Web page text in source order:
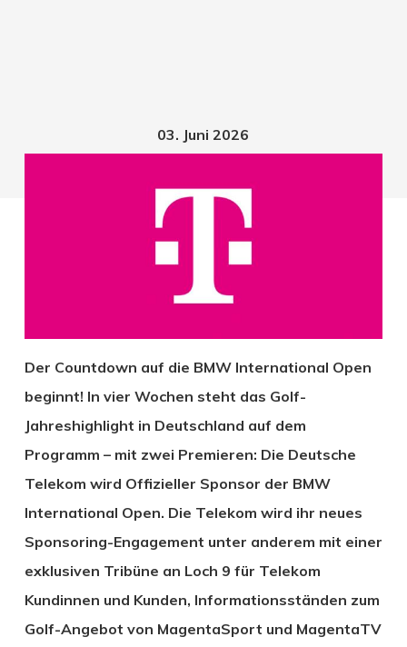
03. Juni 2026
Der Countdown auf die BMW International Open
beginnt! In vier Wochen steht das Golf-
Jahreshighlight in Deutschland auf dem
Programm – mit zwei Premieren: Die Deutsche
Telekom wird Offizieller Sponsor der BMW
International Open. Die Telekom wird ihr neues
Sponsoring-Engagement unter anderem mit einer
exklusiven Tribüne an Loch 9 für Telekom
Kundinnen und Kunden, Informationsständen zum
Golf-Angebot von MagentaSport und MagentaTV